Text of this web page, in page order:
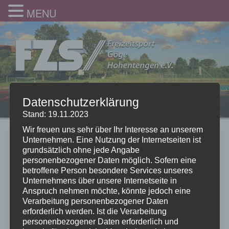
Start in die
Sportabzeichensaison
2016
1.05.2016
MENU
Datenschutzerklärung
Stand: 19.11.2023
Wir freuen uns sehr über Ihr Interesse an unserem
Unternehmen. Eine Nutzung der Internetseiten ist
grundsätzlich ohne jede Angabe
personenbezogener Daten möglich. Sofern eine
betroffene Person besondere Services unseres
Unternehmens über unsere Internetseite in
Anspruch nehmen möchte, könnte jedoch eine
Verarbeitung personenbezogener Daten
erforderlich werden. Ist die Verarbeitung
personenbezogener Daten erforderlich und